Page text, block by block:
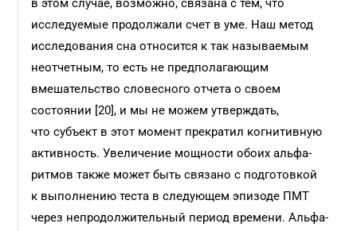
в этом случае, возможно, связана с тем, что
исследуемые продолжали счет в уме. Наш метод
исследования сна относится к так называемым
неотчетным, то есть не предполагающим
вмешательство словесного отчета о своем
состоянии [20], и мы не можем утверждать,
что субъект в этот момент прекратил когнитивную
активность. Увеличение мощности обоих альфа-
ритмов также может быть связано с подготовкой
к выполнению теста в следующем эпизоде ПМТ
через непродолжительный период времени. Альфа-